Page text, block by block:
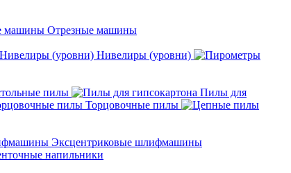
Отрезные машины
Нивелиры (уровни)
пилы
Пилы для
Торцовочные пилы
Эксцентриковые шлифмашины
напильники